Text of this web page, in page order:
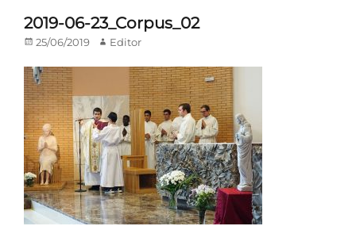
2019-06-23_Corpus_02
Publicado
25/06/2019 Autor
Editor